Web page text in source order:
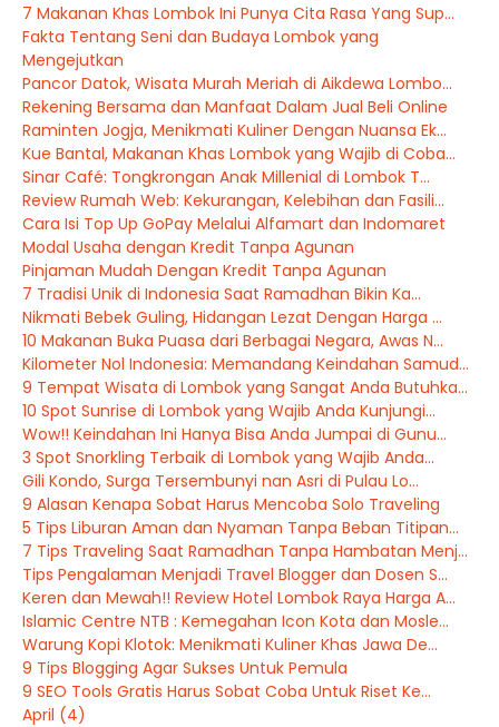
7 Makanan Khas Lombok Ini Punya Cita Rasa Yang Sup...
Fakta Tentang Seni dan Budaya Lombok yang
Mengejutkan
Pancor Datok, Wisata Murah Meriah di Aikdewa Lombo...
Rekening Bersama dan Manfaat Dalam Jual Beli Online
Raminten Jogja, Menikmati Kuliner Dengan Nuansa Ek...
Kue Bantal, Makanan Khas Lombok yang Wajib di Coba...
Sinar Café: Tongkrongan Anak Millenial di Lombok T...
Review Rumah Web: Kekurangan, Kelebihan dan Fasili...
Cara Isi Top Up GoPay Melalui Alfamart dan Indomaret
Modal Usaha dengan Kredit Tanpa Agunan
Pinjaman Mudah Dengan Kredit Tanpa Agunan
7 Tradisi Unik di Indonesia Saat Ramadhan Bikin Ka...
Nikmati Bebek Guling, Hidangan Lezat Dengan Harga ...
10 Makanan Buka Puasa dari Berbagai Negara, Awas N...
Kilometer Nol Indonesia: Memandang Keindahan Samud...
9 Tempat Wisata di Lombok yang Sangat Anda Butuhka...
10 Spot Sunrise di Lombok yang Wajib Anda Kunjungi...
Wow!! Keindahan Ini Hanya Bisa Anda Jumpai di Gunu...
3 Spot Snorkling Terbaik di Lombok yang Wajib Anda...
Gili Kondo, Surga Tersembunyi nan Asri di Pulau Lo...
9 Alasan Kenapa Sobat Harus Mencoba Solo Traveling
5 Tips Liburan Aman dan Nyaman Tanpa Beban Titipan...
7 Tips Traveling Saat Ramadhan Tanpa Hambatan Menj...
Tips Pengalaman Menjadi Travel Blogger dan Dosen S...
Keren dan Mewah!! Review Hotel Lombok Raya Harga A...
Islamic Centre NTB : Kemegahan Icon Kota dan Mosle...
Warung Kopi Klotok: Menikmati Kuliner Khas Jawa De...
9 Tips Blogging Agar Sukses Untuk Pemula
9 SEO Tools Gratis Harus Sobat Coba Untuk Riset Ke...
April (4)